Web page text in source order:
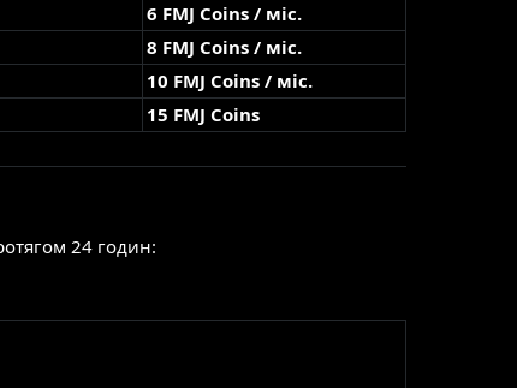
6 FMJ Coins / міс.
8 FMJ Coins / міс.
10 FMJ Coins / міс.
15 FMJ Coins
24 годин: